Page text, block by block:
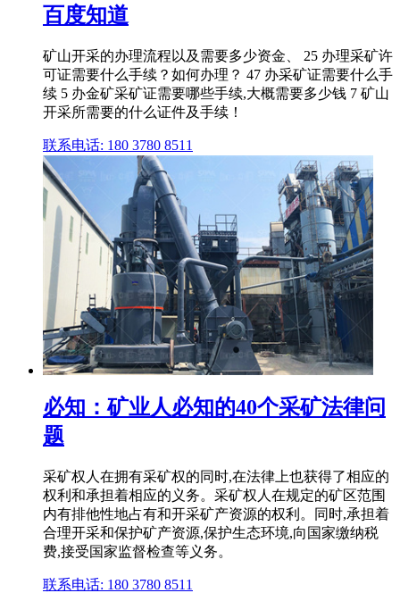
百度知道
矿山开采的办理流程以及需要多少资金、 25 办理采矿许
可证需要什么手续？如何办理？ 47 办采矿证需要什么手
续 5 办金矿采矿证需要哪些手续,大概需要多少钱 7 矿山
开采所需要的什么证件及手续！
联系电话: 180 3780 8511
必知：矿业人必知的40个采矿法律问
题
采矿权人在拥有采矿权的同时,在法律上也获得了相应的
权利和承担着相应的义务。采矿权人在规定的矿区范围
内有排他性地占有和开采矿产资源的权利。同时,承担着
合理开采和保护矿产资源,保护生态环境,向国家缴纳税
费,接受国家监督检查等义务。
联系电话: 180 3780 8511